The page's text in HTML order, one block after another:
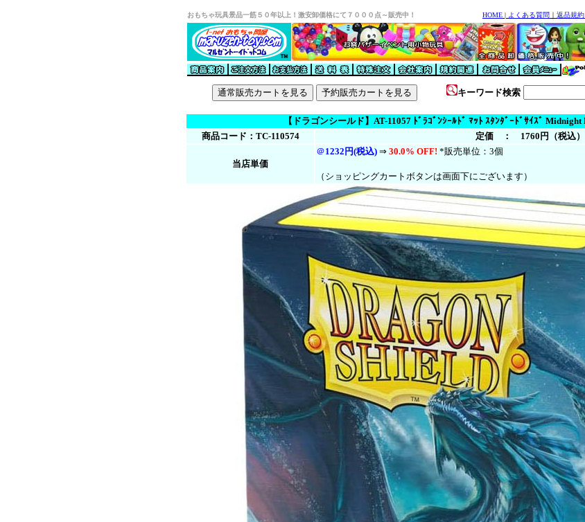
おもちゃ玩具景品一筋５０年以上！激安卸価格にて７０００点～販売中！ HOME | よくある質問 ｜ 返品規約
キーワード検索
【ドラゴンシールド】AT-11057 ﾄﾞﾗｺﾞﾝｼｰﾙﾄﾞ ﾏｯﾄ ｽﾀﾝﾀﾞｰﾄﾞｻｲｽﾞ
商品コード：TC-110574
定価 ： 1760円（税込）
当店単価
＠1232円(税込) ⇒ 30.0% OFF! *販売単位：3個
（ショッピングカートボタンは画面下にございます）